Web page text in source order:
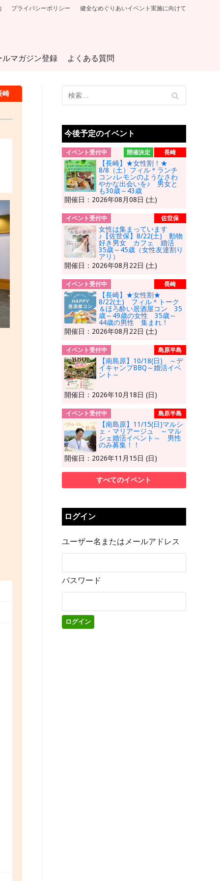
プライバシーポリシー 健全なめぐりあいイベント実施に向けて
ルマガジン登録 よくある質問
崎
今後予定のイベント
イベント受付中 開催決定 長崎
【長崎】★女性割！★
8/8（土）フィル＊ランチ
コン♪レモンのようなさわ
やかな出会いを♪ 男女と
も30歳～43歳
開催日：2026年08月08日 (土)
イベント受付中 佐世保
女性は集まっています
♪【佐世保】8/22(土) 動物
好き男女 カフェ 婚活
35歳～45歳（女性友達割り
アリ）
開催日：2026年08月22日 (土)
イベント受付中 長崎
【長崎】★女性割★
8/22(土) フィル＊トーク
＆ほろ酔い居酒屋コン 35
歳～49歳の女性 35歳～
44歳の男性 集まれ！
開催日：2026年08月22日 (土)
イベント受付中 島原半島
【南島原】10/18(日) ～デ
イキャンプBBQ～婚活イベ
ント～
開催日：2026年10月18日 (日)
イベント受付中 島原半島
【南島原】11/15(日)マルシ
ェ・マリアージュ ～マル
シェ婚活イベント～ 男性
のみ募集！！
開催日：2026年11月15日 (日)
すべてのイベント
ログイン
ユーザー名またはメールアドレス
パスワード